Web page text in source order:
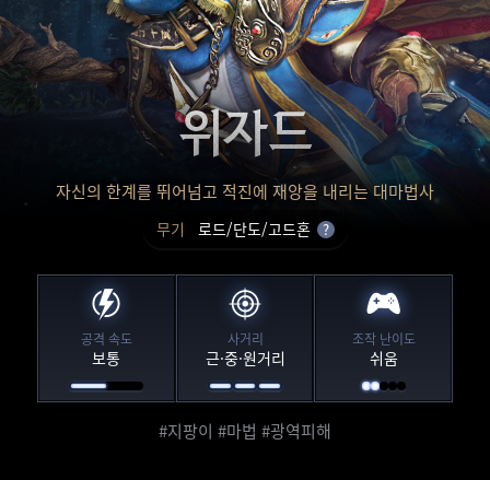
다
운
로
위자드
자신의 한계를 뛰어넘고 적진에 재앙을 내리는 대마법사
무기 로드/단도/고드혼 ?
공격 속도
보통
사거리
근·중·원거리
조작 난이도
쉬움
#지팡이 #마법 #광역피해